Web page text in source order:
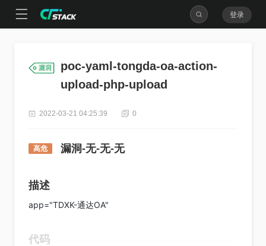
登录
poc-yaml-tongda-oa-action-
upload-php-upload
2022-03-21 04:25:39 0
高危 漏洞-无-无-无
描述
app="TDXK-通达OA"
代码